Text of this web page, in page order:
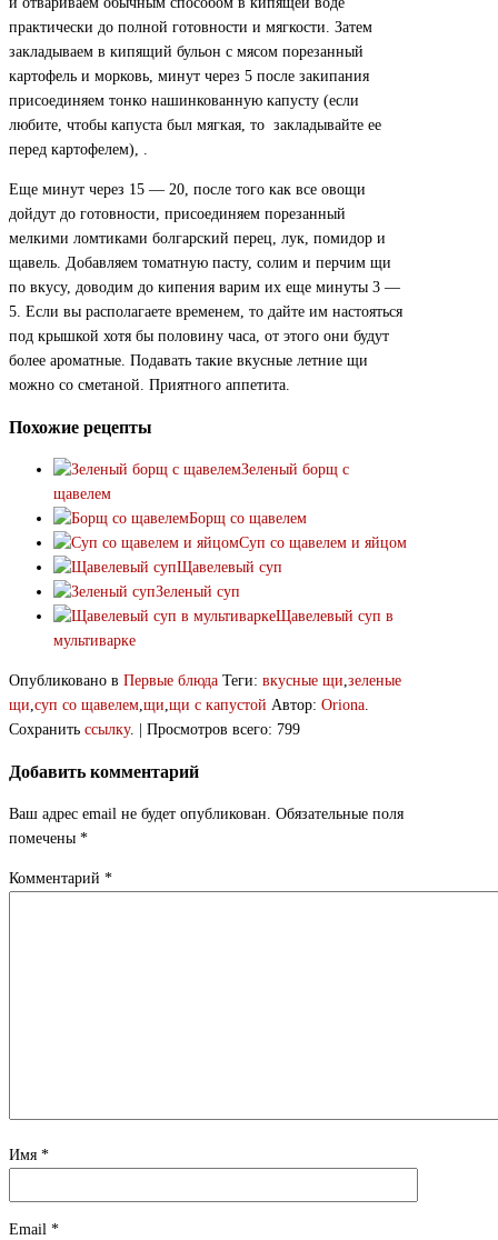
практически до полной готовности и мягкости. Затем
закладываем в кипящий бульон с мясом порезанный
картофель и морковь, минут через 5 после закипания
присоединяем тонко нашинкованную капусту (если
любите, чтобы капуста был мягкая, то закладывайте ее
перед картофелем), .
Еще минут через 15 — 20, после того как все овощи
дойдут до готовности, присоединяем порезанный
мелкими ломтиками болгарский перец, лук, помидор и
щавель. Добавляем томатную пасту, солим и перчим щи
по вкусу, доводим до кипения варим их еще минуты 3 —
5. Если вы располагаете временем, то дайте им настояться
под крышкой хотя бы половину часа, от этого они будут
более ароматные. Подавать такие вкусные летние щи
можно со сметаной. Приятного аппетита.
Похожие рецепты
Зеленый борщ с
щавелем
Борщ со щавелем
Суп со щавелем и яйцом
Щавелевый суп
Зеленый суп
Щавелевый суп в
мультиварке
Опубликовано в Первые блюда Теги: вкусные щи зеленые
щи суп со щавелем щи щи с капустой Автор: Oriona
Сохранить ссылку. | Просмотров всего: 799
Добавить комментарий
Ваш адрес email не будет опубликован. Обязательные поля
помечены *
Комментарий *
Имя *
Email *